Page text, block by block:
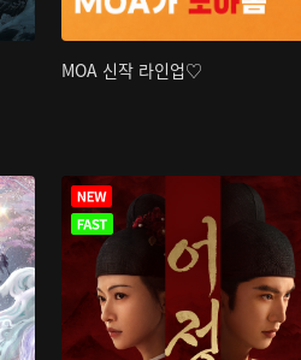
MOA 신작 라인업♡